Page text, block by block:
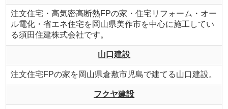
注文住宅・高気密高断熱FPの家・住宅リフォーム・オー
ル電化・省エネ住宅を岡山県美作市を中心に施工してい
る須田住建株式会社です。
山口建設
注文住宅FPの家を岡山県倉敷市児島で建てる山口建設。
フクヤ建設